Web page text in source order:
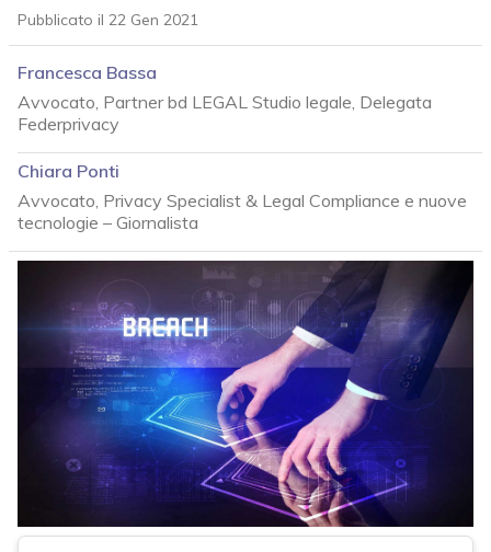
Pubblicato il 22 Gen 2021
Francesca Bassa
Avvocato, Partner bd LEGAL Studio legale, Delegata
Federprivacy
Chiara Ponti
Avvocato, Privacy Specialist & Legal Compliance e nuove
tecnologie – Giornalista